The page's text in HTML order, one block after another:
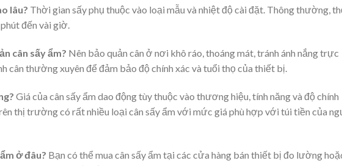
lâu? Thời gian sấy phụ thuộc vào loại mẫu và nhiệt độ cài đặt. Thông thường,
đến vài giờ.
cân sấy ẩm? Nên bảo quản cân ở nơi khô ráo, thoáng mát, tránh ánh nắng trực
cân thường xuyên để đảm bảo độ chính xác và tuổi thọ của thiết bị.
Giá của cân sấy ẩm dao động tùy thuộc vào thương hiệu, tính năng và độ chính
thị trường có rất nhiều loại cân sấy ẩm với mức giá phù hợp với túi tiền của
ở đâu? Bạn có thể mua cân sấy ẩm tại các cửa hàng bán thiết bị đo lường